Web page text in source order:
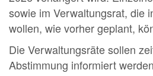
sowie im Verwaltungsrat, die
wollen, wie vorher geplant,
Die Verwaltungsräte sollen
Abstimmung informiert